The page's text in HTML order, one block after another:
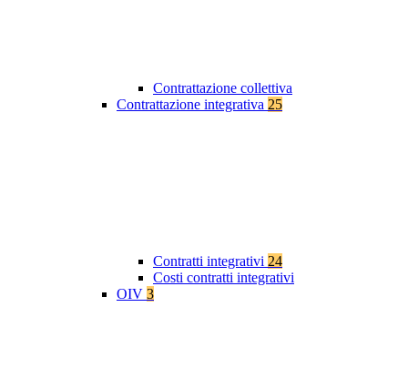
Contrattazione collettiva
Contrattazione integrativa 25
Contratti integrativi 24
Costi contratti integrativi
OIV 3